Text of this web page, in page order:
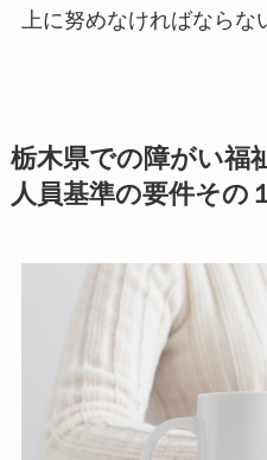
上に努めなければならな
栃木県での障がい福
人員基準の要件その